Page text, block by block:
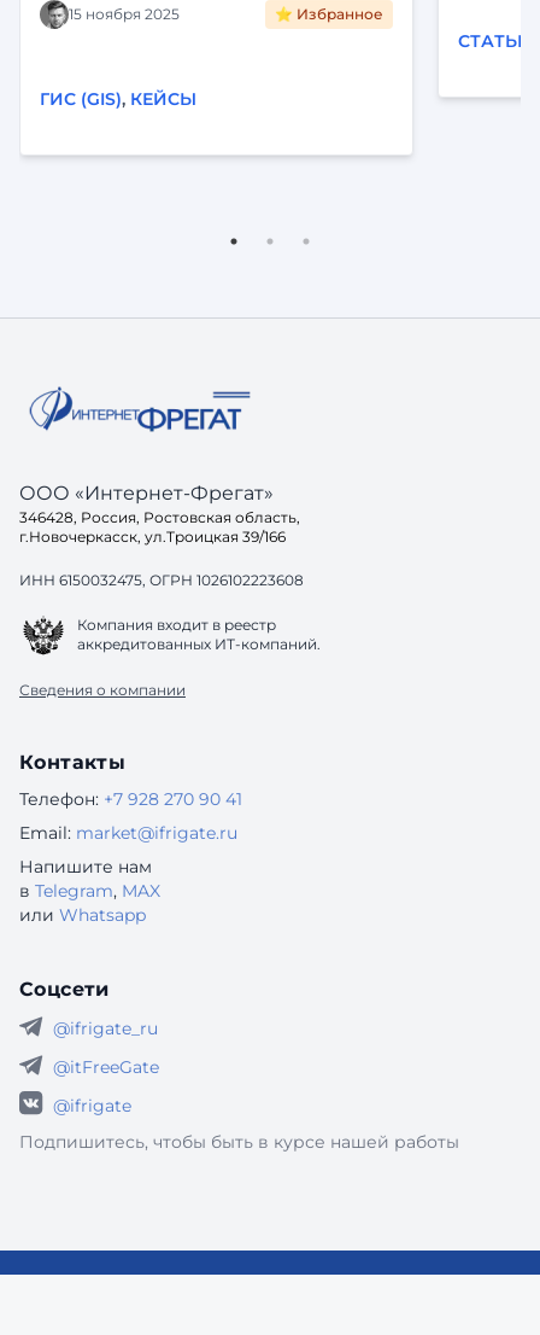
холдинга. Интеграция с ЕГРН,
визуализация на карте и
внедрения «Фарватер-Активы».
15 ноября 2025 ⭐ Избранное
ГИС (GIS), КЕЙСЫ
СТАТЬИ
ООО «Интернет-Фрегат»
346428, Россия, Ростовская область,
г.Новочеркасск, ул.Троицкая 39/166
ИНН 6150032475, ОГРН 1026102223608
Компания входит в реестр
аккредитованных ИТ-компаний.
Сведения о компании
Контакты
Телефон: +7 928 270 90 41
Email: market@ifrigate.ru
Напишите нам
в Telegram, MAX
или Whatsapp
Соцсети
@ifrigate_ru
@itFreeGate
@ifrigate
Подпишитесь, чтобы быть в курсе нашей работы